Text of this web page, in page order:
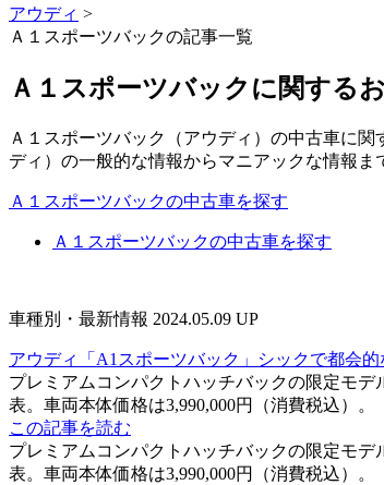
アウディ >
Ａ１スポーツバックの記事一覧
Ａ１スポーツバックに関する
Ａ１スポーツバック（アウディ）の中古車に
ディ）の一般的な情報からマニアックな情報ま
Ａ１スポーツバックの中古車を探す
Ａ１スポーツバックの中古車を探す
車種別・最新情報 2024.05.09 UP
アウディ「A1スポーツバック」シックで都会的
プレミアムコンパクトハッチバックの限定モ
表。車両本体価格は3,990,000円（消費税込）。
この記事を読む
プレミアムコンパクトハッチバックの限定モ
表。車両本体価格は3,990,000円（消費税込）。